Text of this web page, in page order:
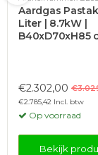
Aardgas
Liter | 8.7kW |
B40xD70xH85
€2.302,00
€2.785,42 Incl. btw
Op voorraad
Bekijk